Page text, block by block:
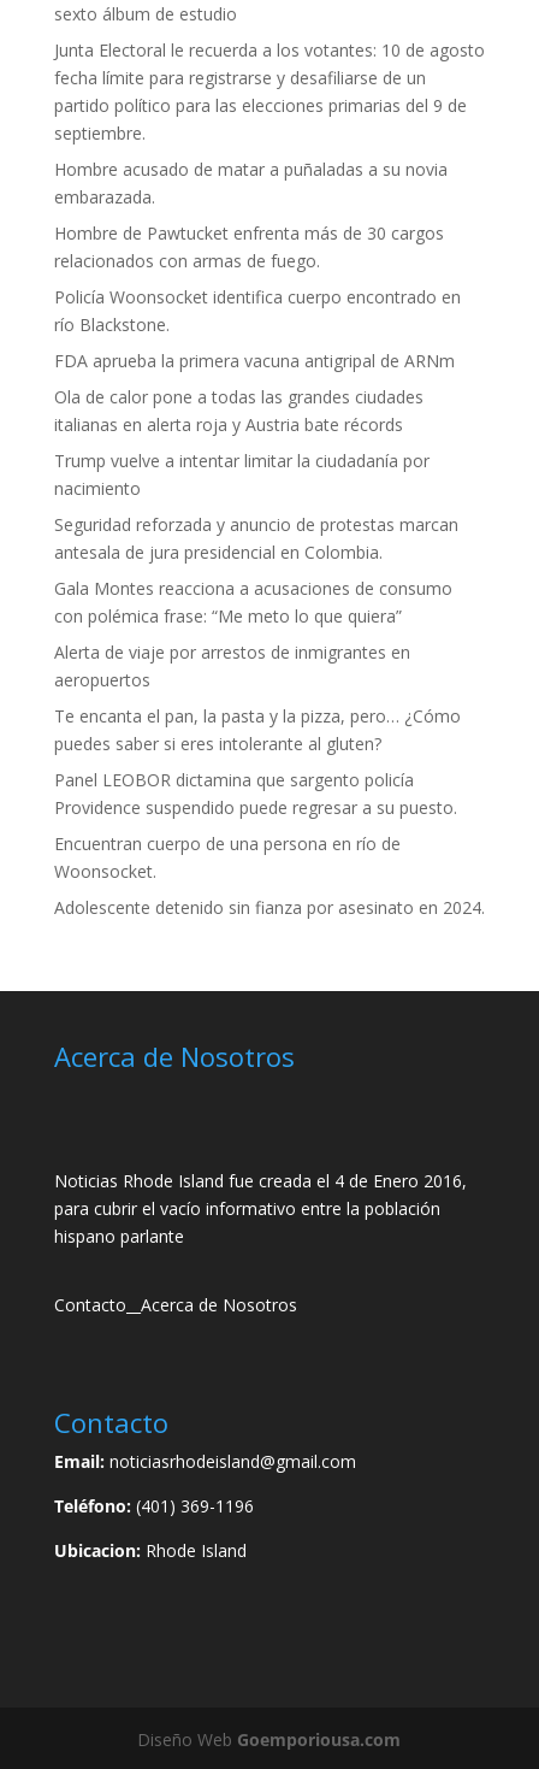
sexto álbum de estudio
Junta Electoral le recuerda a los votantes: 10 de agosto
fecha límite para registrarse y desafiliarse de un
partido político para las elecciones primarias del 9 de
septiembre.
Hombre acusado de matar a puñaladas a su novia
embarazada.
Hombre de Pawtucket enfrenta más de 30 cargos
relacionados con armas de fuego.
Policía Woonsocket identifica cuerpo encontrado en
río Blackstone.
FDA aprueba la primera vacuna antigripal de ARNm
Ola de calor pone a todas las grandes ciudades
italianas en alerta roja y Austria bate récords
Trump vuelve a intentar limitar la ciudadanía por
nacimiento
Seguridad reforzada y anuncio de protestas marcan
antesala de jura presidencial en Colombia.
Gala Montes reacciona a acusaciones de consumo
con polémica frase: “Me meto lo que quiera”
Alerta de viaje por arrestos de inmigrantes en
aeropuertos
Te encanta el pan, la pasta y la pizza, pero… ¿Cómo
puedes saber si eres intolerante al gluten?
Panel LEOBOR dictamina que sargento policía
Providence suspendido puede regresar a su puesto.
Encuentran cuerpo de una persona en río de
Woonsocket.
Adolescente detenido sin fianza por asesinato en 2024.
Acerca de Nosotros
Noticias Rhode Island fue creada el 4 de Enero 2016,
para cubrir el vacío informativo entre la población
hispano parlante
Contacto Acerca de Nosotros
Contacto
Email:noticiasrhodeisland@gmail.com
Teléfono:(401) 369-1196
Ubicacion:Rhode Island
Diseño Web Goemporiousa.com